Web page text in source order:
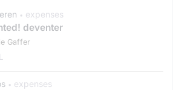
• expenses
deventer
Gaffer
• expenses